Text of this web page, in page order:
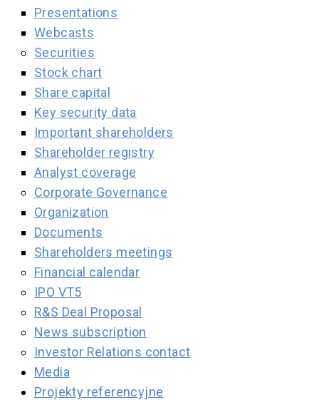
Presentations
Webcasts
Securities
Stock chart
Share capital
Key security data
Important shareholders
Shareholder registry
Analyst coverage
Corporate Governance
Organization
Documents
Shareholders meetings
Financial calendar
IPO VT5
R&S Deal Proposal
News subscription
Investor Relations contact
Media
Projekty referencyjne